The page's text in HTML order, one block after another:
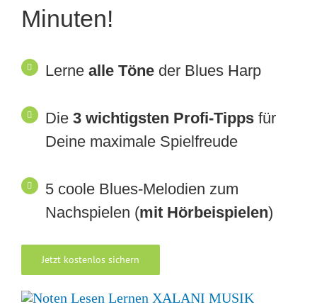
Minuten!
Lerne alle Töneder Blues Harp
Die 3 wichtigsten Profi-Tippsfür
Deine maximale Spielfreude
5 coole Blues-Melodien zum
Nachspielen (mit Hörbeispielen)
Jetzt kostenlos sichern